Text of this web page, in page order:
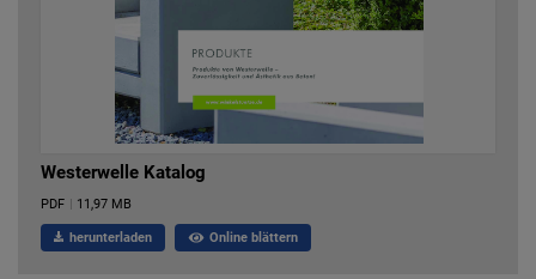
Westerwelle Katalog
PDF | 11,97 MB
herunterladen Online blättern